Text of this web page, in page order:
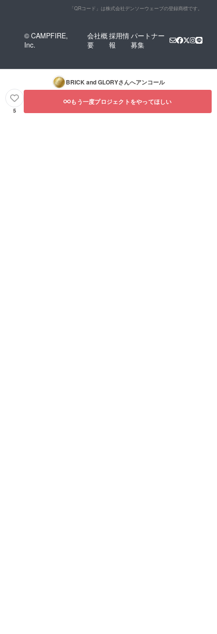
「QRコード」は株式会社デンソーウェーブの登録商標です。
© CAMPFIRE,
Inc.
会社概
要
採用情
報
パートナー
募集
BRICK and GLORYさんへアンコール
5
もう一度プロジェクトをやってほしい